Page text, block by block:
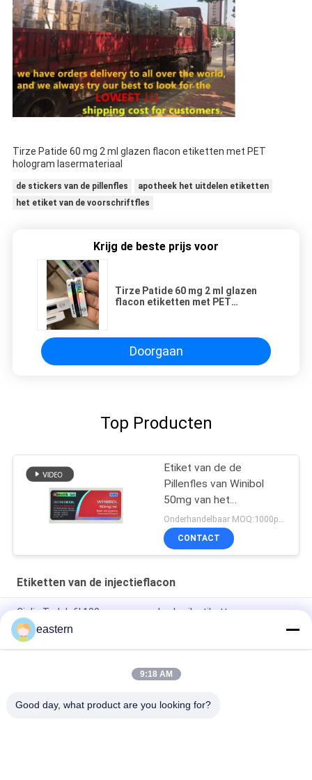
Tirze Patide 60 mg 2 ml glazen flacon etiketten met PET
hologram lasermateriaal
de stickers van de pillenfles
apotheek het uitdelen etiketten
het etiket van de voorschriftfles
Krijg de beste prijs voor
Tirze Patide 60 mg 2 ml glazen
flacon etiketten met PET
Doorgaan
Top Producten
Etiket van de de
Pillenfles van Winibol
50mg van het
Genetiklaboratorium het
Mondelinge
CONTACT
Etiketten van de injectieflacon
Cialis Tadalafil 100mg voor oraal gebruik etiketten
SS-31 Sterke kleefmiddelen Etiketten Peptide flacon
Etiketten
De Biomexlaboratoria archiveert Anabole Aangepaste
eastern
9:18 AM
Good day, what product are you looking for?